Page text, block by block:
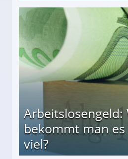
Arbeitslosengeld:
bekommt man
viel?